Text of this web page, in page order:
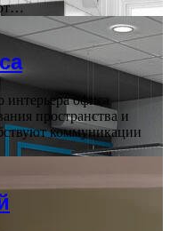
интерьера офиса
пространства и
коммуникации